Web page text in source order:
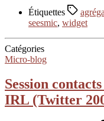
Étiquettes
seesmic, widget
Catégories
Micro-blog
Session
IRL (Twitter